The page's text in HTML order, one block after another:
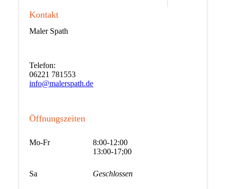
Kontakt
Maler Spath
Telefon:
06221 781553
info@malerspath.de
Öffnungszeiten
Mo-Fr
8:00-12:00
13:00-17;00
Sa Geschlossen